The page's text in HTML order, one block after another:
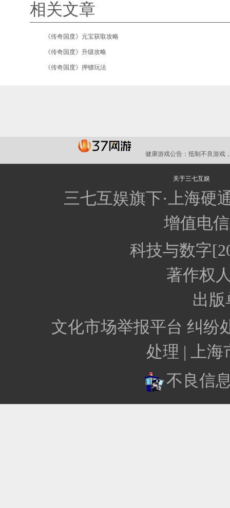
相关文章
《传奇国度》元宝获取攻略
《传奇国度》升级攻略
《传奇国度》押镖玩法
健康游戏公告： 抵制不良游戏
关于三七互娱
三七互娱旗下·上海硬
增值电
科技与数字
著作权
出
文化市场举报平台 纠纷
处理 |
上
不良信